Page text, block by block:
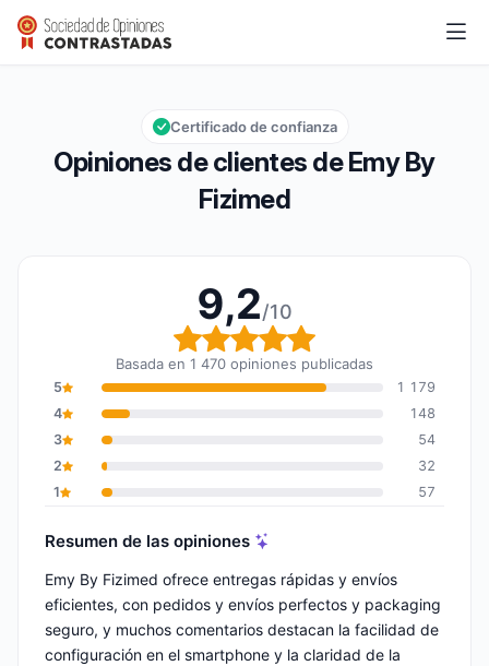
Emy By Fizimed
Calificación global: 9,2 de 10
9,2/10
Opiniones de clientes de Emy By
Fizimed
Certificado de confianza
9,2/10
Calificación global: 9,2
Basada en 1 470 opiniones publicadas
5
1 179
4
148
3
54
2
32
1
57
Resumen de las opiniones
Emy By Fizimed ofrece entregas rápidas y envíos
eficientes, con pedidos y envíos perfectos y packaging
seguro, y muchos comentarios destacan la facilidad de
configuración en el smartphone y la claridad de la